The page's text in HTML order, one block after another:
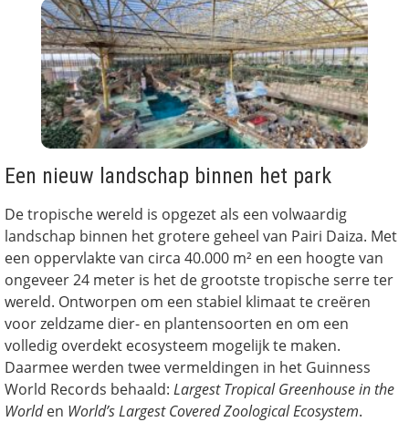
Een nieuw landschap binnen het park
De tropische wereld is opgezet als een volwaardig
landschap binnen het grotere geheel van Pairi Daiza. Met
een oppervlakte van circa 40.000 m² en een hoogte van
ongeveer 24 meter is het de grootste tropische serre ter
wereld. Ontworpen om een stabiel klimaat te creëren
voor zeldzame dier- en plantensoorten en om een
volledig overdekt ecosysteem mogelijk te maken.
Daarmee werden twee vermeldingen in het Guinness
World Records behaald: Largest Tropical Greenhouse in the
Worlden World’s Largest Covered Zoological Ecosystem.